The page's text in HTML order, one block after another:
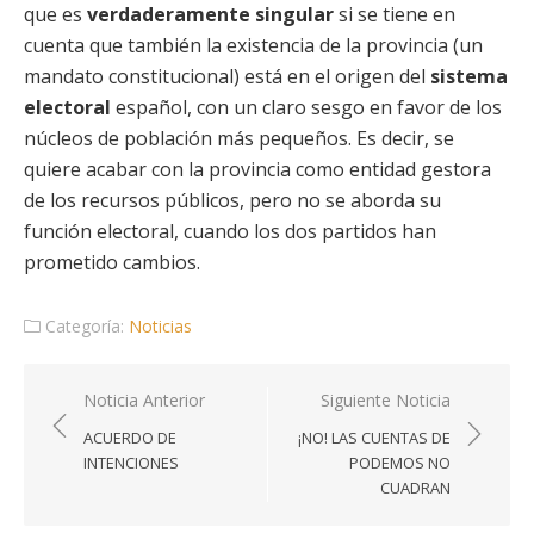
que es verdaderamente singularsi se tiene en
cuenta que también la existencia de la provincia (un
mandato constitucional) está en el origen del sistema
electoral español, con un claro sesgo en favor de los
núcleos de población más pequeños. Es decir, se
quiere acabar con la provincia como entidad gestora
de los recursos públicos, pero no se aborda su
función electoral, cuando los dos partidos han
prometido cambios.
Categoría: Noticias
Navegación
de
entradas
Noticia Anterior
ACUERDO DE
INTENCIONES
Siguiente Noticia
¡NO! LAS CUENTAS DE
PODEMOS NO
CUADRAN